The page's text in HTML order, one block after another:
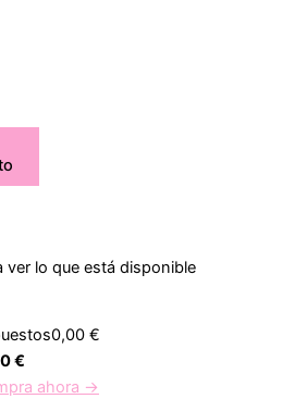
ver lo que está disponible
0,00 €
€
ahora →